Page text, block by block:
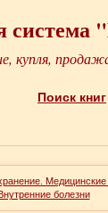
система
купля,
Поиск книг
Медицинские
болезни